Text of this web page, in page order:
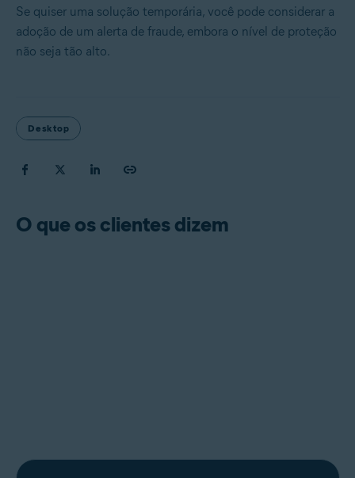
Se quiser uma solução temporária, você pode considerar a
adoção de um alerta de fraude, embora o nível de proteção
não seja tão alto.
Desktop
O que os clientes dizem